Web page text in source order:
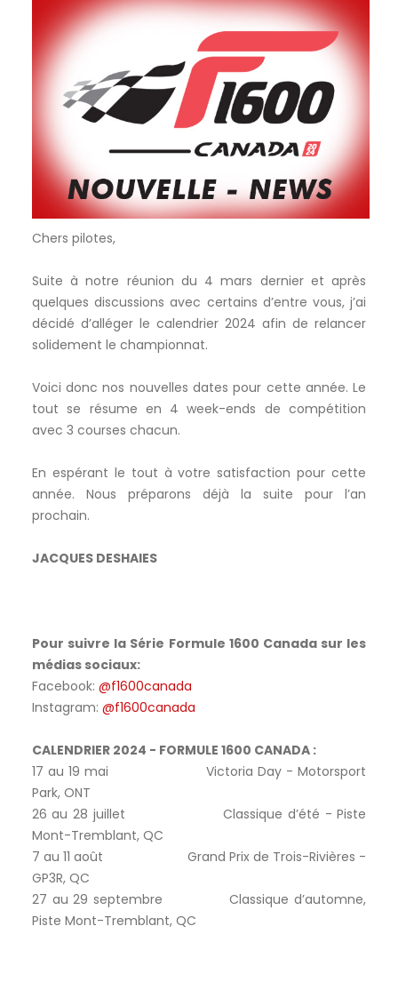
Chers pilotes,
Suite à notre réunion du 4 mars dernier et après
quelques discussions avec certains d’entre vous, j’ai
décidé d’alléger le calendrier 2024 afin de relancer
solidement le championnat.
Voici donc nos nouvelles dates pour cette année. Le
tout se résume en 4 week-ends de compétition
avec 3 courses chacun.
En espérant le tout à votre satisfaction pour cette
année. Nous préparons déjà la suite pour l’an
prochain.
JACQUES DESHAIES
Pour suivre la Série Formule 1600 Canada sur les
médias sociaux:
Facebook: @f1600canada
Instagram: @f1600canada
CALENDRIER 2024 - FORMULE 1600 CANADA :
17 au 19 mai Victoria Day - Motorsport
Park, ONT
26 au 28 juillet Classique d’été - Piste
Mont-Tremblant, QC
7 au 11 août Grand Prix de Trois-Rivières -
GP3R, QC
27 au 29 septembre Classique d’automne,
Piste Mont-Tremblant, QC